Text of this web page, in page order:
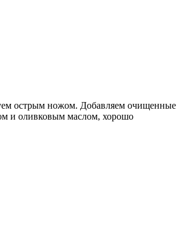
острым ножом. Добавляем очищенные
и оливковым маслом, хорошо